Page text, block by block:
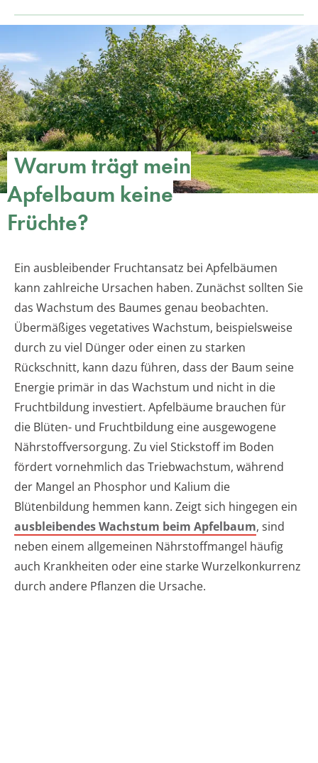
Warum trägt mein
Apfelbaum keine
Früchte?
Ein ausbleibender Fruchtansatz bei Apfelbäumen
kann zahlreiche Ursachen haben. Zunächst sollten Sie
das Wachstum des Baumes genau beobachten.
Übermäßiges vegetatives Wachstum, beispielsweise
durch zu viel Dünger oder einen zu starken
Rückschnitt, kann dazu führen, dass der Baum seine
Energie primär in das Wachstum und nicht in die
Fruchtbildung investiert. Apfelbäume brauchen für
die Blüten- und Fruchtbildung eine ausgewogene
Nährstoffversorgung. Zu viel Stickstoff im Boden
fördert vornehmlich das Triebwachstum, während
der Mangel an Phosphor und Kalium die
Blütenbildung hemmen kann. Zeigt sich hingegen ein
ausbleibendes Wachstum beim Apfelbaum, sind
neben einem allgemeinen Nährstoffmangel häufig
auch Krankheiten oder eine starke Wurzelkonkurrenz
durch andere Pflanzen die Ursache.